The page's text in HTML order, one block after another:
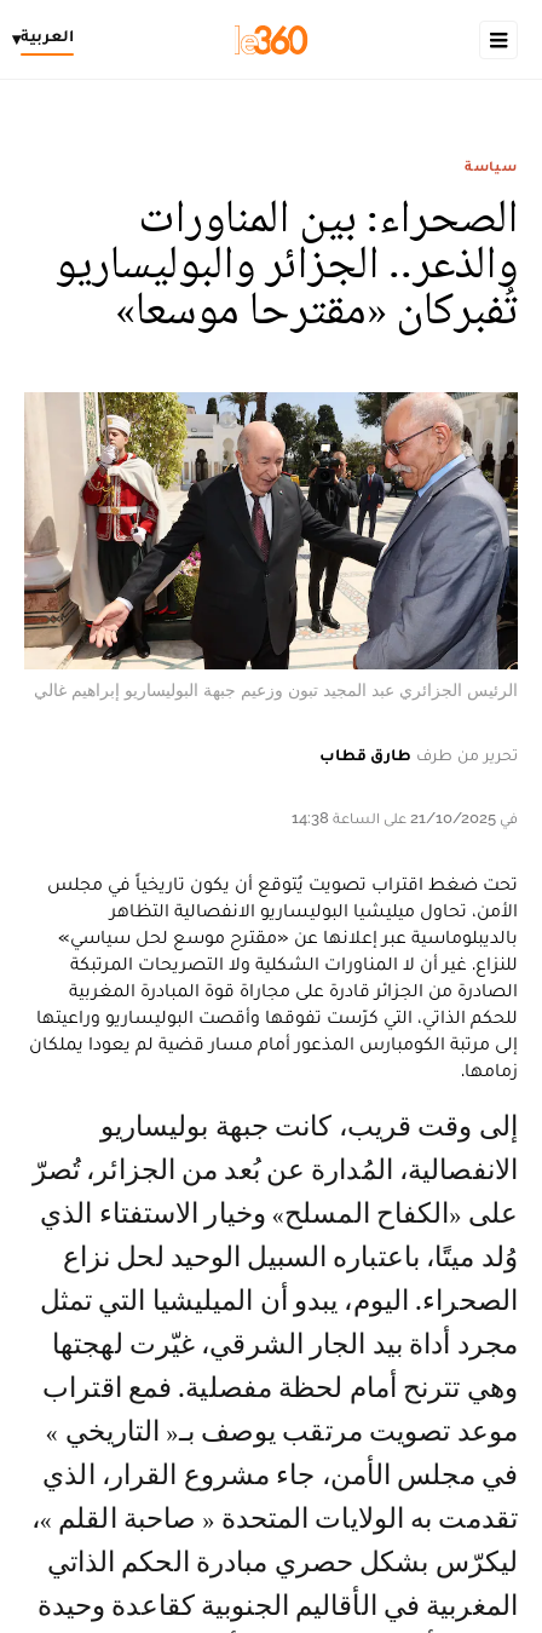
العربية▾
سياسة
الصحراء: بين المناورات
والذعر.. الجزائر والبوليساريو
تُفبركان «مقترحا موسعا»
الرئيس الجزائري عبد المجيد تبون وزعيم جبهة البوليساريو إبراهيم غالي
تحرير من طرف طارق قطاب
في 21/10/2025 على الساعة 14:38
تحت ضغط اقتراب تصويت يُتوقع أن يكون تاريخياً في مجلس
الأمن، تحاول ميليشيا البوليساريو الانفصالية التظاهر
بالديبلوماسية عبر إعلانها عن «مقترح موسع لحل سياسي»
للنزاع. غير أن لا المناورات الشكلية ولا التصريحات المرتبكة
الصادرة من الجزائر قادرة على مجاراة قوة المبادرة المغربية
للحكم الذاتي، التي كرّست تفوقها وأقصت البوليساريو وراعيتها
إلى مرتبة الكومبارس المذعور أمام مسار قضية لم يعودا يملكان
زمامها.
إلى وقت قريب، كانت جبهة بوليساريو
الانفصالية، المُدارة عن بُعد من الجزائر، تُصرّ
على «الكفاح المسلح» وخيار الاستفتاء الذي
وُلد ميتًا، باعتباره السبيل الوحيد لحل نزاع
الصحراء. اليوم، يبدو أن الميليشيا التي تمثل
مجرد أداة بيد الجار الشرقي، غيّرت لهجتها
وهي تترنح أمام لحظة مفصلية. فمع اقتراب
موعد تصويت مرتقب يوصف بـ« التاريخي »
في مجلس الأمن، جاء مشروع القرار، الذي
تقدمت به الولايات المتحدة « صاحبة القلم »،
ليكرّس بشكل حصري مبادرة الحكم الذاتي
المغربية في الأقاليم الجنوبية كقاعدة وحيدة